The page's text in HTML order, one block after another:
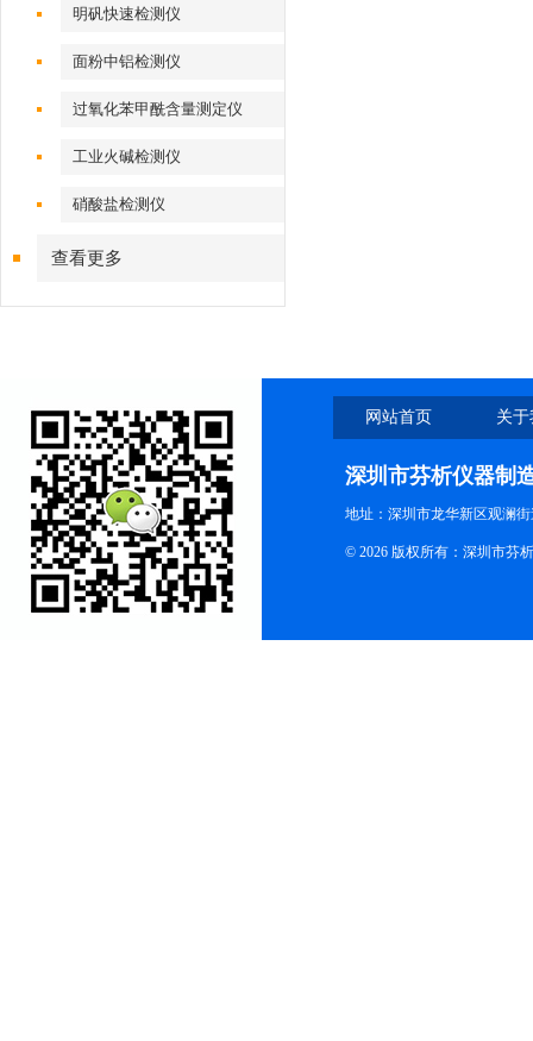
明矾快速检测仪
面粉中铝检测仪
过氧化苯甲酰含量测定仪
工业火碱检测仪
硝酸盐检测仪
查看更多
网站首页 关
深圳市芬析仪器制
地址：深圳市龙华新区观澜
© 2026 版权所有：深圳市芬